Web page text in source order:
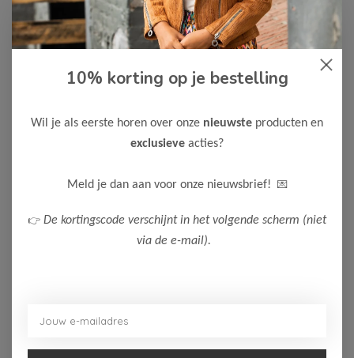
B Nosy Jongens T-
Shirt Timmy
-50%
B Nosy Jongens T-
Shirt Timmy
10,00
10% korting op je bestelling
Wil je als eerste horen over onze nieuwste producten en
exclusieve acties?
Meld je dan aan voor onze nieuwsbrief! 💌
👉 De kortingscode verschijnt in het volgende scherm (niet
via de e-mail).